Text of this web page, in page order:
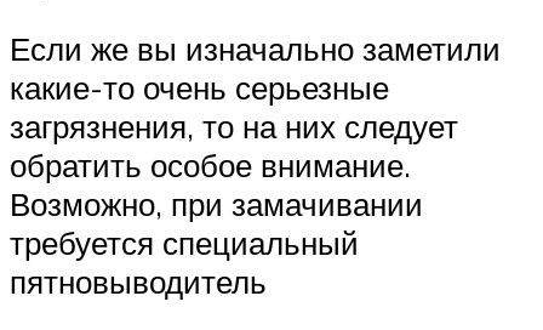
Если же вы изначально заметили
какие-то очень серьезные
загрязнения, то на них следует
обратить особое внимание.
Возможно, при замачивании
требуется специальный
пятновыводитель